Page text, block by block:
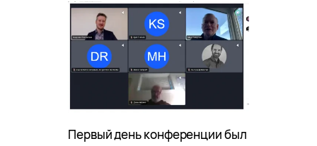
Первый день конференции был